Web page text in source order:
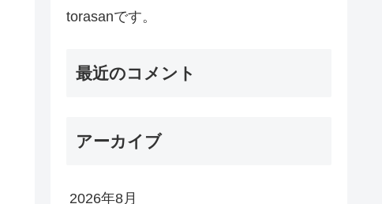
torasanです。
最近のコメント
アーカイブ
2026年8月